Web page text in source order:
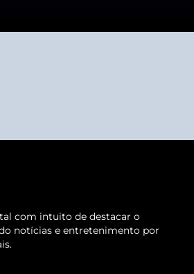
com intuito de destacar o
notícias e entretenimento por